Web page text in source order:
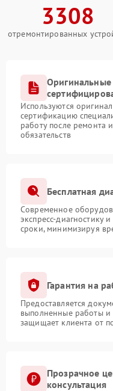
3308
отремонтированных
Оригинальные
Используются
сертификацию
работу после ремонта
обязательств
Бесплатная
Современное
экспресс-диагностику
сроки, минимизируя
Гарантия на
Предоставляется
выполненные работы и
защищает клиента от
Прозрачное
консультация